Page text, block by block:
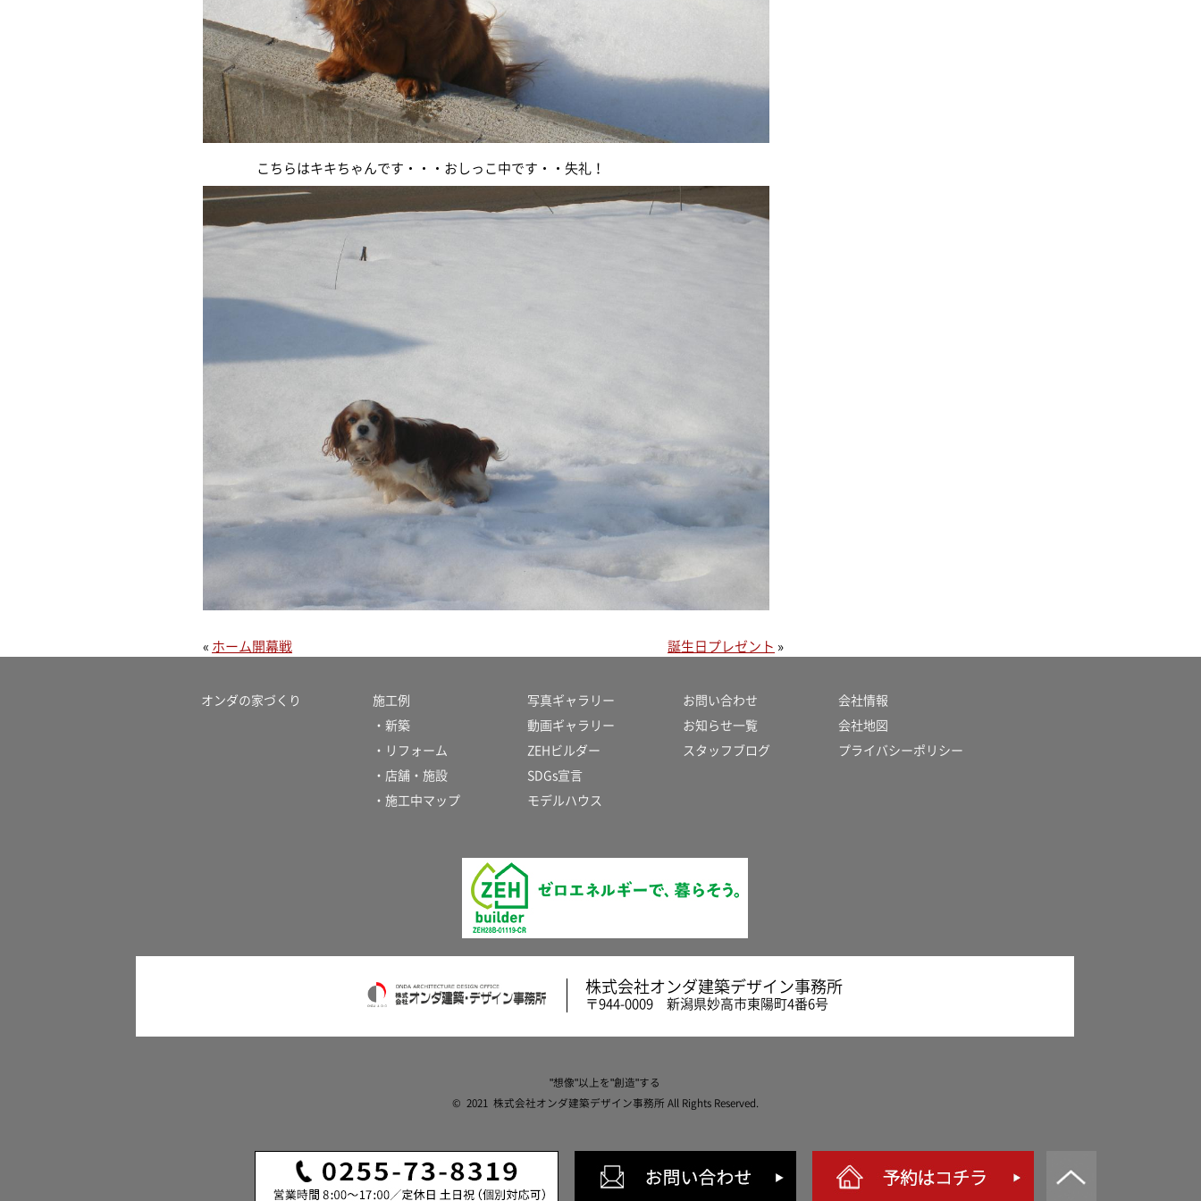
こちらはキキちゃんです・・・おしっこ中です・・失礼！
« ホーム開幕戦 誕生日プレゼント »
オンダの家づくり
施工例
・新築
・リフォーム
・店舗・施設
・施工中マップ
写真ギャラリー
動画ギャラリー
ZEHビルダー
SDGs宣言
モデルハウス
お問い合わせ
お知らせ一覧
スタッフブログ
会社情報
会社地図
プライバシーポリシー
株式会社オンダ建築デザイン事務所
〒944-0009 新潟県妙高市東陽町4番6号
"想像"以上を"創造"する
© 2021 株式会社オンダ建築デザイン事務所 All Rights Reserved.